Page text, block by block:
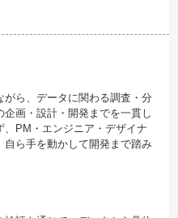
ら、データに関わる調査・分
画・設計・開発までを一貫し
PM・エンジニア・デザイナ
ら手を動かして開発まで踏み